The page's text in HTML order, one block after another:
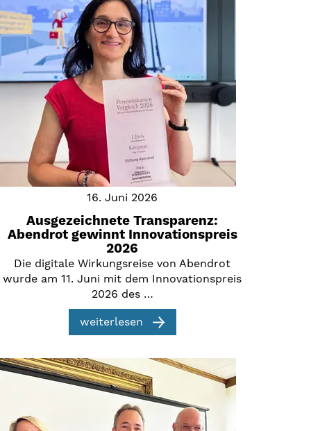
16. Juni 2026
Ausgezeichnete Transparenz:
Abendrot gewinnt Innovationspreis
2026
Die digitale Wirkungsreise von Abendrot
wurde am 11. Juni mit dem Innovationspreis
2026 des …
weiterlesen